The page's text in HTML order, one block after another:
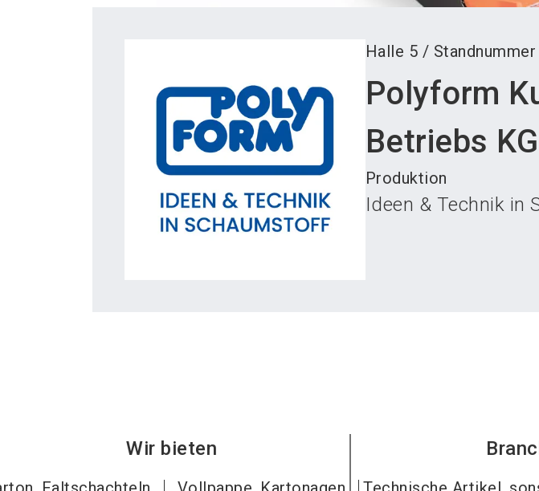
Halle 5 / Standnummer
Polyform
Betriebs KG
Produktion
Ideen & Technik in
Wir bieten